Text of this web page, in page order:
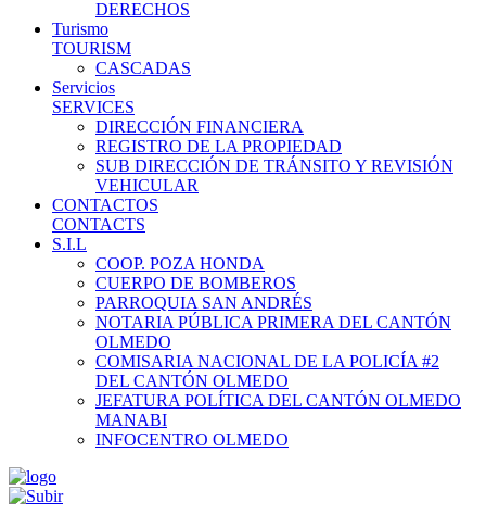
DERECHOS
Turismo
TOURISM
CASCADAS
Servicios
SERVICES
DIRECCIÓN FINANCIERA
REGISTRO DE LA PROPIEDAD
SUB DIRECCIÓN DE TRÁNSITO Y REVISIÓN
VEHICULAR
CONTACTOS
CONTACTS
S.I.L
COOP. POZA HONDA
CUERPO DE BOMBEROS
PARROQUIA SAN ANDRÉS
NOTARIA PÚBLICA PRIMERA DEL CANTÓN
OLMEDO
COMISARIA NACIONAL DE LA POLICÍA #2
DEL CANTÓN OLMEDO
JEFATURA POLÍTICA DEL CANTÓN OLMEDO
MANABI
INFOCENTRO OLMEDO